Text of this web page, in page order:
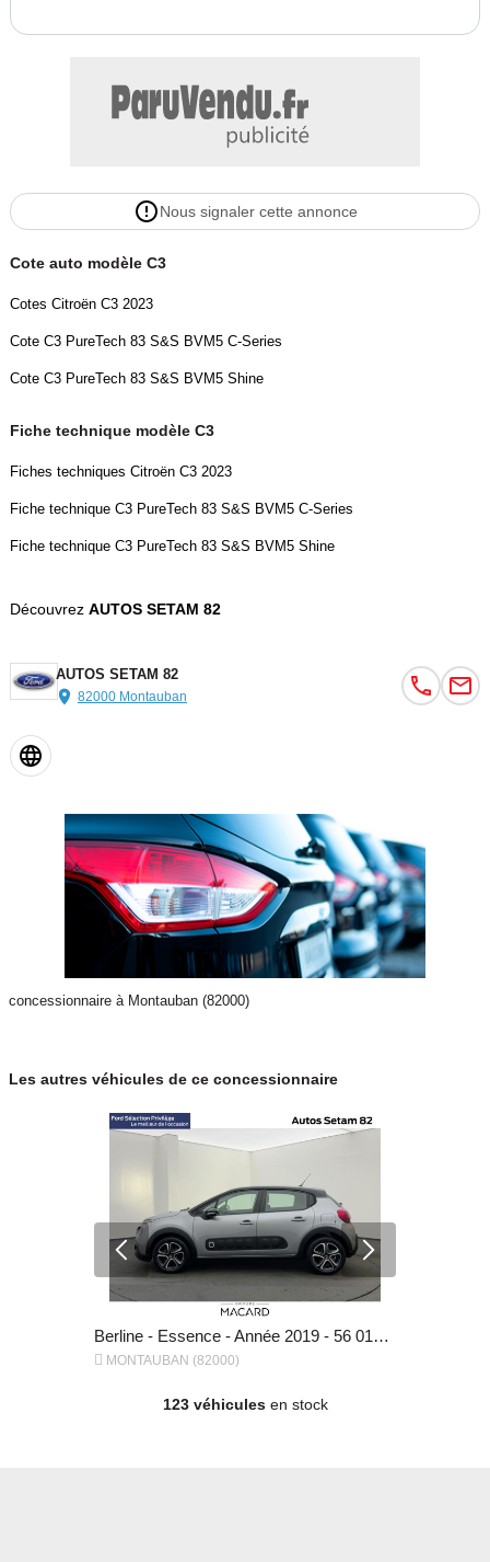
Nous signaler cette annonce
Cote auto modèle C3
Cotes Citroën C3 2023
Cote C3 PureTech 83 S&S BVM5 C-Series
Cote C3 PureTech 83 S&S BVM5 Shine
Fiche technique modèle C3
Fiches techniques Citroën C3 2023
Fiche technique C3 PureTech 83 S&S BVM5 C-Series
Fiche technique C3 PureTech 83 S&S BVM5 Shine
Découvrez AUTOS SETAM 82
AUTOS SETAM 82
82000 Montauban
concessionnaire à Montauban (82000)
Les autres véhicules de ce concessionnaire
Berline - Essence - Année 2019 - 56 018 km, 9 780 €
 MONTAUBAN (82000)
123 véhiculesen stock